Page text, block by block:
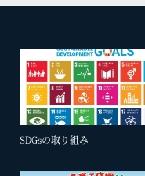
SDGsの取り組み